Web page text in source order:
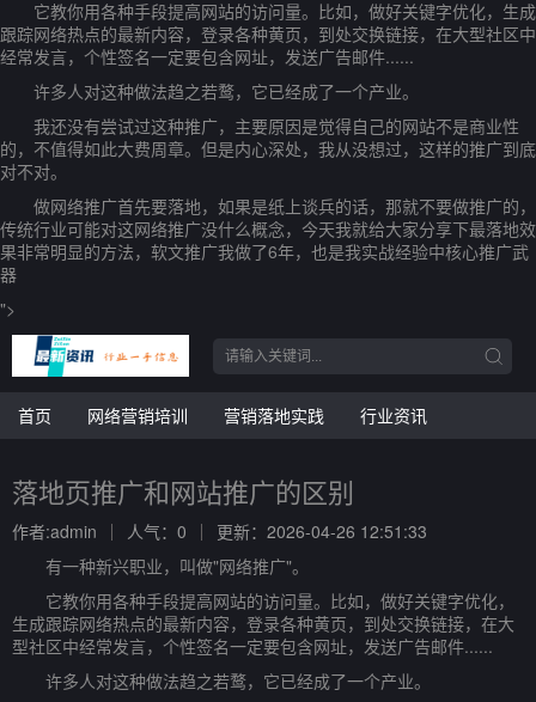
它教你用各种手段提高网站的访问量。比如，做好关键字优化，生成
跟踪网络热点的最新内容，登录各种黄页，到处交换链接，在大型社区中
经常发言，个性签名一定要包含网址，发送广告邮件......
许多人对这种做法趋之若鹜，它已经成了一个产业。
我还没有尝试过这种推广，主要原因是觉得自己的网站不是商业性
的，不值得如此大费周章。但是内心深处，我从没想过，这样的推广到底
对不对。
做网络推广首先要落地，如果是纸上谈兵的话，那就不要做推广的，
传统行业可能对这网络推广没什么概念，今天我就给大家分享下最落地效
果非常明显的方法，软文推广我做了6年，也是我实战经验中核心推广武
器
">
首页 网络营销培训 营销落地实践 行业资讯
落地页推广和网站推广的区别
作者:admin 人气：0
更新：2026-04-26 12:51:33
有一种新兴职业，叫做"网络推广"。
它教你用各种手段提高网站的访问量。比如，做好关键字优化，
生成跟踪网络热点的最新内容，登录各种黄页，到处交换链接，在大
型社区中经常发言，个性签名一定要包含网址，发送广告邮件......
许多人对这种做法趋之若鹜，它已经成了一个产业。